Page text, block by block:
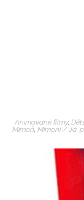
Animované filmy,
Mimoň, Mimoni / Já,